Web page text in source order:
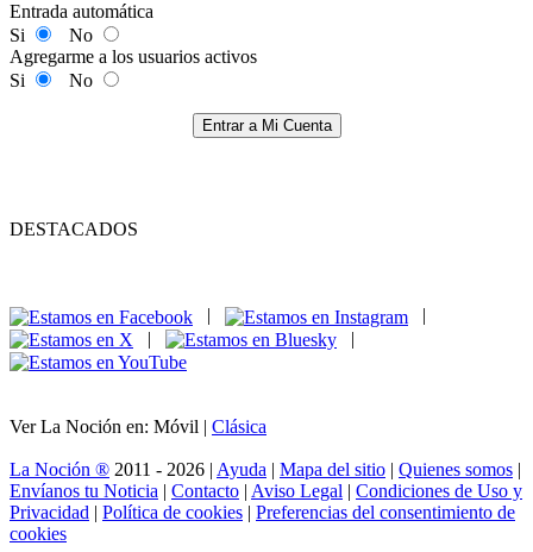
Entrada automática
Si
No
Agregarme a los usuarios activos
Si
No
Entrar a Mi Cuenta
DESTACADOS
|
|
|
|
Ver La Noción en: Móvil | Clásica
La Noción ® 2011 - 2026 | Ayuda | Mapa del sitio | Quienes somos |
Envíanos tu Noticia | Contacto | Aviso Legal | Condiciones de Uso y
Privacidad | Política de cookies | Preferencias del consentimiento de
cookies